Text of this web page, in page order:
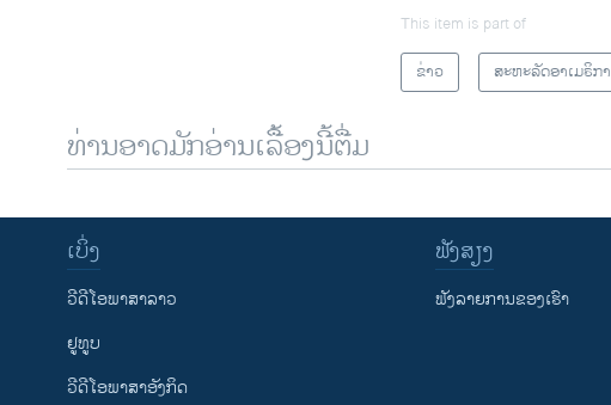
This item is part of
ຂ່າວ
ສະຫະລັດອາເມຣິກາ
ທ່ານອາດມັກອ່ານເລື້ອງນີ້ຕື່ມ
ເບິ່ງ
ວີດີໂອພາສາລາວ
ຢູທູບ
ວີດີໂອພາສາອັງກິດ
ຟັງສຽງ
ຟັງລາຍການຂອງເຮົາ